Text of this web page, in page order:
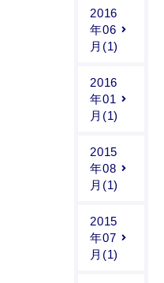
2016
年06
月(1)
2016
年01
月(1)
2015
年08
月(1)
2015
年07
月(1)